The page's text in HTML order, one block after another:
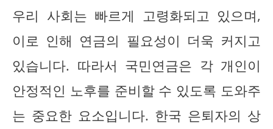
우리 사회는 빠르게 고령화되고 있으며,
이로 인해 연금의 필요성이 더욱 커지고
있습니다. 따라서 국민연금은 각 개인이
안정적인 노후를 준비할 수 있도록 도와주
는 중요한 요소입니다. 한국 은퇴자의 상